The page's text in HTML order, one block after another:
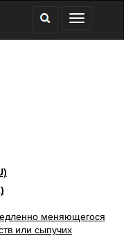
меняющегося
или сыпучих